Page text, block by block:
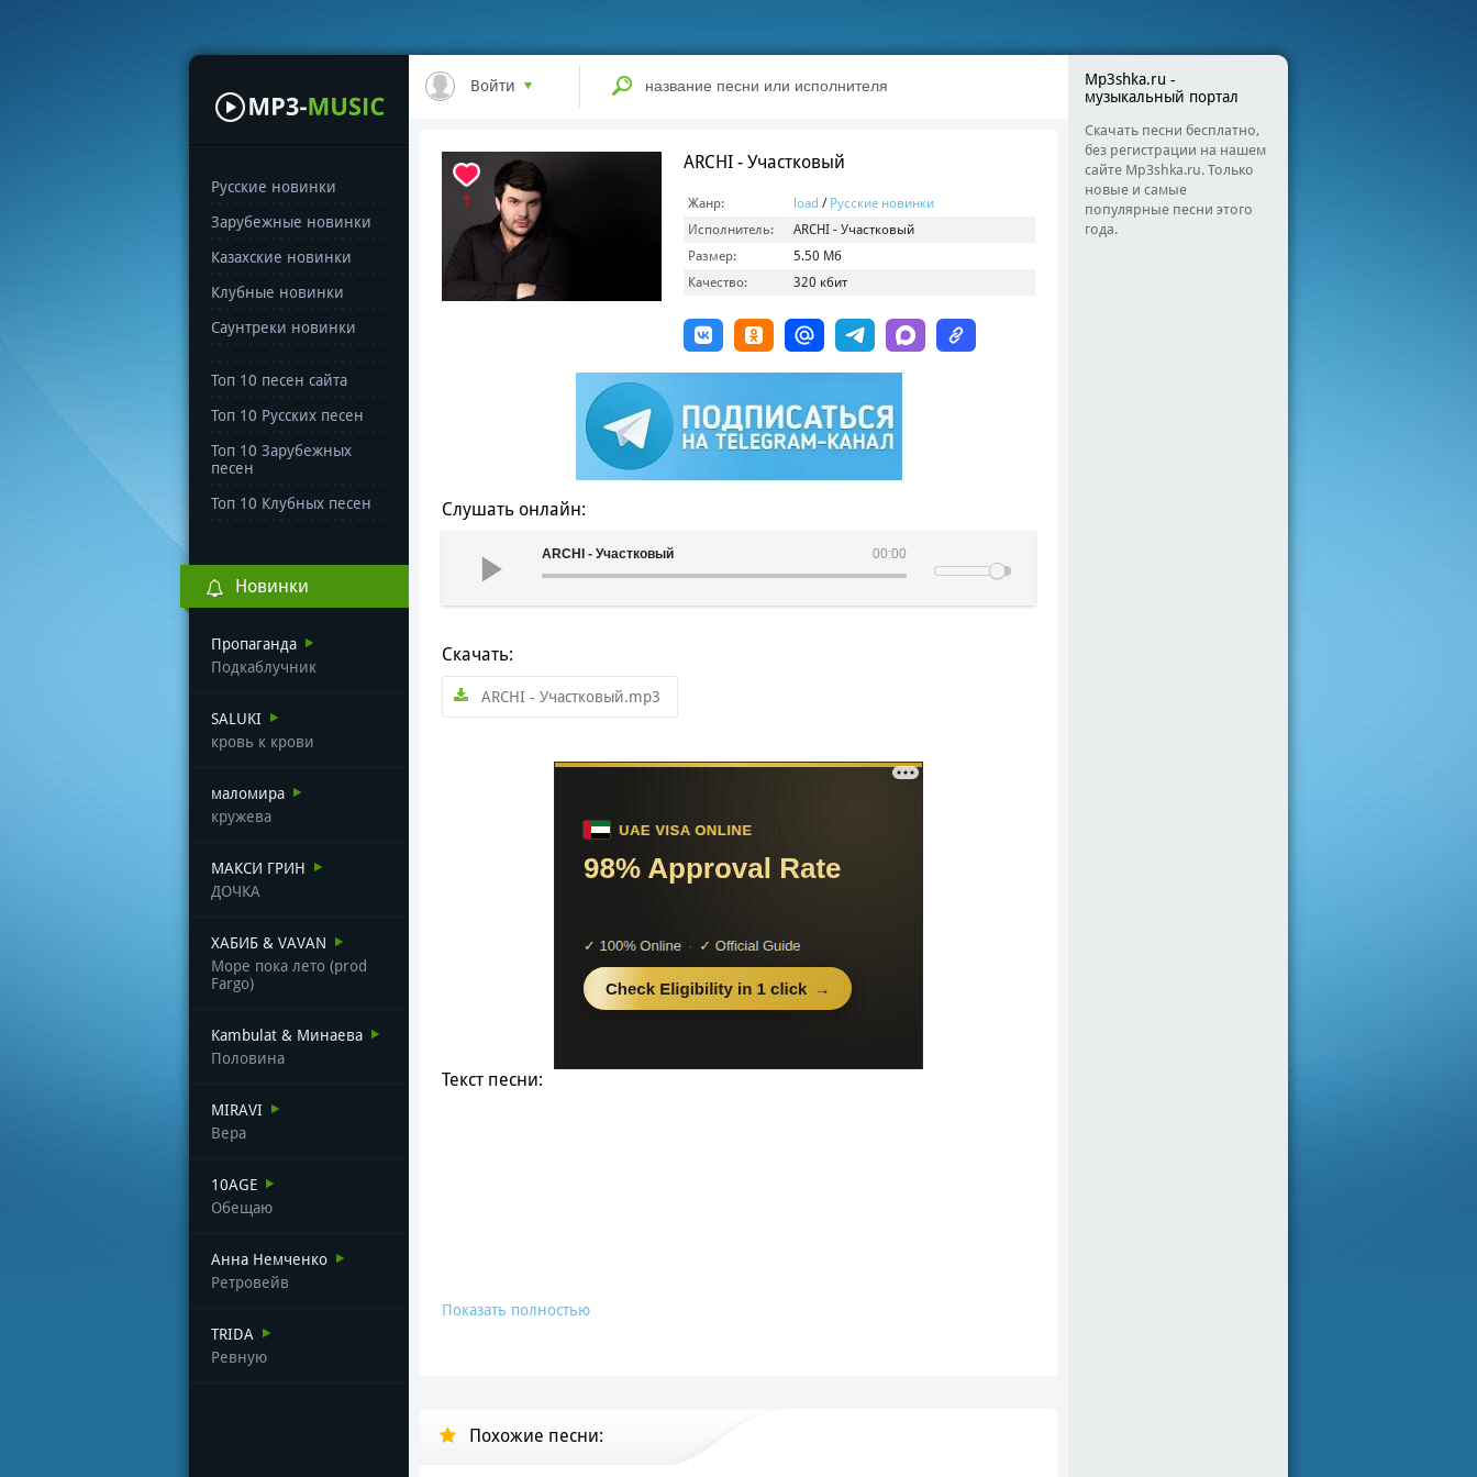
Русские новинки
Зарубежные новинки
Казахские новинки
Клубные новинки
Саунтреки новинки
Топ 10 песен сайта
Топ 10 Русских песен
Топ 10 Зарубежных
песен
Топ 10 Клубных песен
Новинки
Пропаганда
Подкаблучник
SALUKI
кровь к крови
маломира
кружева
МАКСИ ГРИН
ДОЧКА
ХАБИБ & VAVAN
Море пока лето (prod
Fargo)
Kambulat & Минаева
Половина
MIRAVI
Вера
10AGE
Обещаю
Анна Немченко
Ретровейв
TRIDA
Ревную
Войти
1
ARCHI - Участковый
Жанр: load / Русские новинки
Исполнитель:
ARCHI - Участковый
Размер:
5.50 Мб
Качество:
320 кбит
Слушать онлайн:
00:00
ARCHI - Участковый
Скачать:
ARCHI - Участковый.mp3
Текст песни:
Показать полностью
Похожие песни:
Mp3shka.ru -
музыкальный портал
Скачать песни бесплатно,
без регистрации на нашем
сайте Mp3shka.ru. Только
новые и самые
популярные песни этого
года.